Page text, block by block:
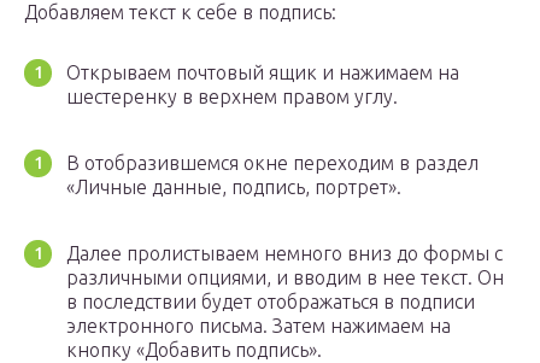
Добавляем текст к себе в подпись:
Открываем почтовый ящик и нажимаем на
шестеренку в верхнем правом углу.
В отобразившемся окне переходим в раздел
«Личные данные, подпись, портрет».
Далее пролистываем немного вниз до формы с
различными опциями, и вводим в нее текст. Он
в последствии будет отображаться в подписи
электронного письма. Затем нажимаем на
кнопку «Добавить подпись».